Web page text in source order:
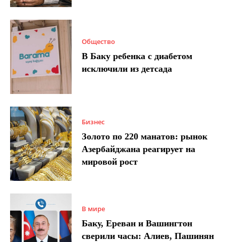
Общество
В Баку ребенка с диабетом
исключили из детсада
Бизнес
Золото по 220 манатов: рынок
Азербайджана реагирует на
мировой рост
В мире
Баку, Ереван и Вашингтон
сверили часы: Алиев, Пашинян